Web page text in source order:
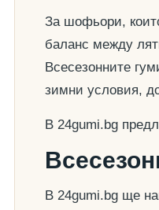
За шофьори,
баланс между
Всесезонните
зимни условия,
В 24gumi.bg
В 24gumi.bg ще